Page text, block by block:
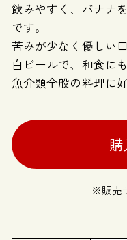
飲みやすく、バナナ
です。
苦みが少なく優しい
白ビールで、和食に
魚介類全般の料理に
※販売